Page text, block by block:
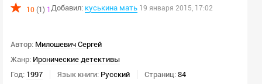
10 (1) 1Добавил: куськина мать 19 января 2015, 17:02
Автор: Милошевич Сергей
Жанр: Иронические детективы
Год: 1997 Язык книги: Русский Страниц: 84